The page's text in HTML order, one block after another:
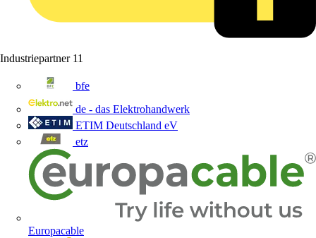
Industriepartner 11
bfe
de - das Elektrohandwerk
ETIM Deutschland eV
etz
Europacable